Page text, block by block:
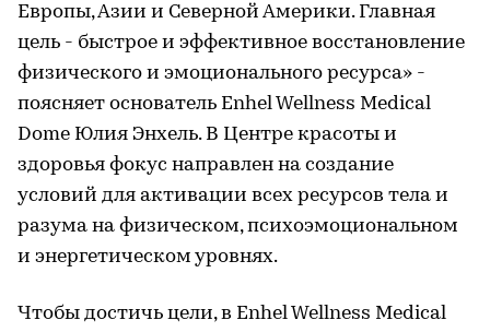
Европы, Азии и Северной Америки. Главная
цель - быстрое и эффективное восстановление
физического и эмоционального ресурса» -
поясняет основатель Enhel Wellness Medical
Dome Юлия Энхель. В Центре красоты и
здоровья фокус направлен на создание
условий для активации всех ресурсов тела и
разума на физическом, психоэмоциональном
и энергетическом уровнях.
Чтобы достичь цели, в Enhel Wellness Medical